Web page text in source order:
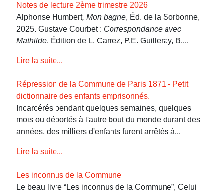
Notes de lecture 2ème trimestre 2026
Alphonse Humbert, Mon bagne, Éd. de la Sorbonne,
2025. Gustave Courbet : Correspondance avec
Mathilde. Édition de L. Carrez, P.E. Guilleray, B....
Lire la suite...
Répression de la Commune de Paris 1871 - Petit
dictionnaire des enfants emprisonnés.
Incarcérés pendant quelques semaines, quelques
mois ou déportés à l'autre bout du monde durant des
années, des milliers d'enfants furent arrêtés à...
Lire la suite...
Les inconnus de la Commune
Le beau livre “Les inconnus de la Commune”, Celui